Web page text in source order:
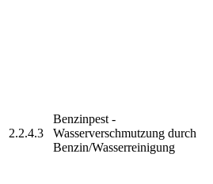
2.2.4.3
Benzinpest -
Wasserverschmutzung durch
Benzin/Wasserreinigung